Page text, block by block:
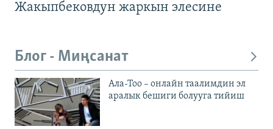
Жакыпбековдун жаркын элесине
Блог - Миңсанат
Ала-Тоо – онлайн таалимдин эл
аралык бешиги болууга тийиш